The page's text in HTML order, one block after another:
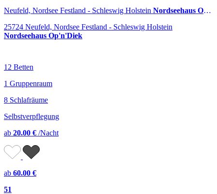
Neufeld, Nordsee Festland - Schleswig Holstein Nordseehaus Op'n'Diek
25724 Neufeld, Nordsee Festland - Schleswig Holstein
Nordseehaus Op'n'Diek
12 Betten
1 Gruppenraum
8 Schlafräume
Selbstverpflegung
ab 20.00 € /Nacht
ab 60.00 €
51